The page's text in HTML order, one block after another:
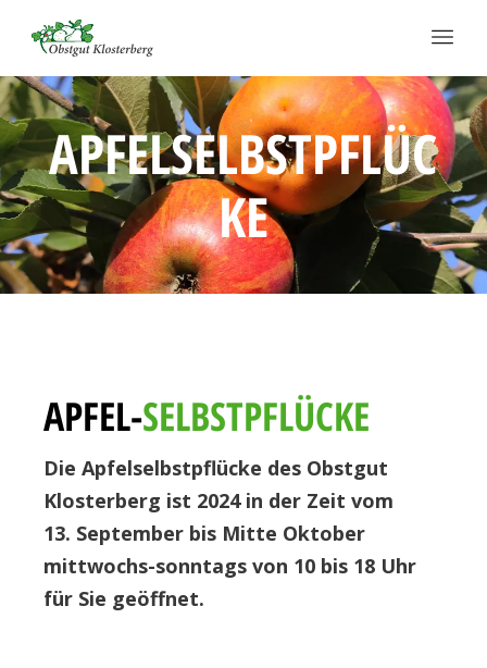
APFELSELBSTPFLÜC
KE
APFEL-SELBSTPFLÜCKE
Die Apfelselbstpflücke des Obstgut
Klosterberg ist 2024 in der Zeit vom
13. September bis Mitte Oktober
mittwochs-sonntags von 10 bis 18 Uhr
für Sie geöffnet.